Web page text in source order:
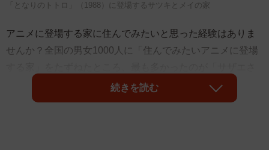
「となりのトトロ」（1988）に登場するサツキとメイの家
アニメに登場する家に住んでみたいと思った経験はありま
せんか？全国の男女1000人に「住んでみたいアニメに登場
んの家」。安心感と暖かみを感じる昭和の家が支持を集め
ました。
続きを読む